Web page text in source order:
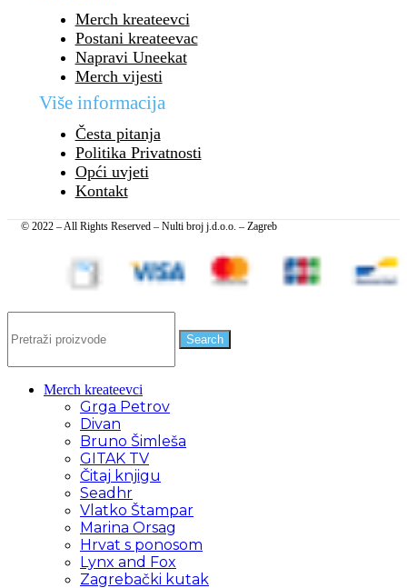
Merch kreateevci
Postani kreateevac
Napravi Uneekat
Merch vijesti
Više informacija
Česta pitanja
Politika Privatnosti
Opći uvjeti
Kontakt
© 2022 – All Rights Reserved – Nulti broj j.d.o.o. – Zagreb
Search
Merch kreateevci
Grga Petrov
Divan
Bruno Šimleša
GITAK TV
Čitaj knjigu
Seadhr
Vlatko Štampar
Marina Orsag
Hrvat s ponosom
Lynx and Fox
Zagrebački kutak